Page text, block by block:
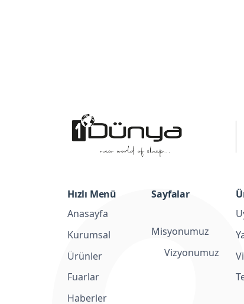
Hızlı Menü
Anasayfa
Kurumsal
Ürünler
Fuarlar
Haberler
Sayfalar
Misyonumuz
Vizyonumuz